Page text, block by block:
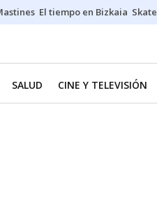
El tiempo en Bizkaia Skate
SALUD CINE Y TELEVISIÓN